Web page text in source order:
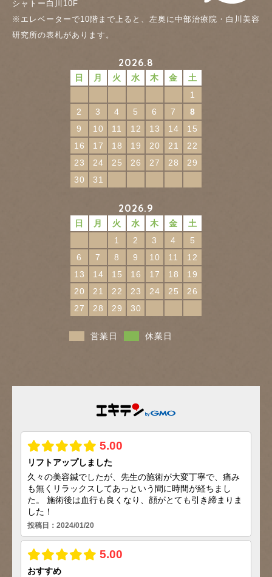
シャトー白川10F
※エレベーターで10階まで上ると、左奥に中部治療院・白川美容
研究所の表札があります。
2026.8
日 月 火 水 木 金
土
1
2
3 4 5 6 7
8
9
10 11 12 13 14
15
16
17 18 19 20 21
22
23
24 25 26 27 28
29
30
31
2026.9
日 月 火 水 木 金
土
1
2 3 4
5
6
7 8 9 10 11
12
13
14 15 16 17 18
19
20
21 22 23 24 25
26
27
28 29 30
営業日 休業日